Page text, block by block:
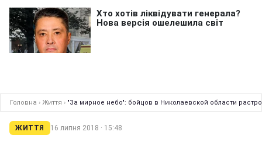
Головна › Життя › "За мирное небо": бойцов в Николаевской области
ЖИТТЯ 16 липня 2018 · 15:48